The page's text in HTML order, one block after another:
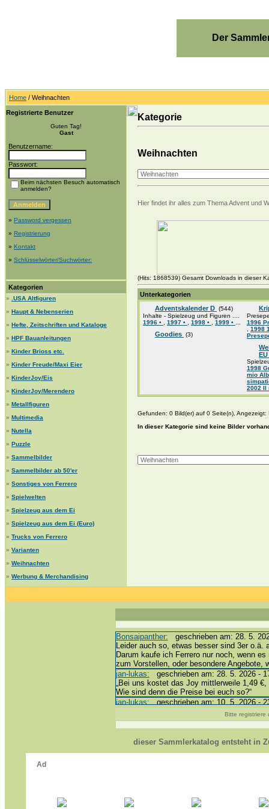
Der
Home / Weihnachten
Registrierte Benutzer
Guten Tag!
Gast
Benutzername:
Passwort:
Beim nächsten Besuch automatisch
anmelden?
» Password vergessen
» Registrierung
» Kontakt
» Schlüsselwörter/Suchwörter:
Kategorien
»
.USA Altfiguren
» Haupt & Nebenserien
» Hefte, Zeitschriften und Kataloge
» HPF Bauanleitungen
» Kinder Brioss etc.
» Kinder Freude/Maxi Eier
» KinderJoy/Eis
» KinderJoy/Merendero
» Metallfiguren
» Multimedia
» Nutella
» Puzzle
» Sammelbilder
» Sammelbilder ab 50'er
» Sonstiges von Ferrero
» Spielwelten
» Spielzeug aus dem Ei
» Spielzeug aus dem Ei (Euro)
» Trucks von Ferrero
» Varianten
» Weihnachten
» Werbung & Merchandising
Kategorie
Weihnachten
Hier findet ihr alles zum Thema Advent und
(Hits: 1868539) Gesamt Downloads in dieser
Unterkategorien
Adventskalender D (544)
Inhalte - Spielzeug und Figuren ....
1996 •
1997 • 1998 • 1999 •
Goodies (3)
1996
1998
EU
1998
mio
2002 Il
Gefunden: 0 Bild(er) auf 0 Seite(n). Angezeigt:
In dieser Kategorie sind keine Bilder
Bonsaipanther: geschrieben am: 28. 5.
Leider auch so, etwas besser sind 3er o.ä.
Darum kaufe ich Ferrero nur noch, wenn
zum Vorstellen, oder besondere Angebote,
jan-lukas: geschrieben am: 28. 5. 2026 -
„Bei uns kostet das Joy mittlerweile 1,49
Wie sind denn die Preise bei euch so?“
jan-lukas:geschrieben am: 10. 5. 2026 -
Bonsaipanther:geschrieben am: 10. 5.
@ Harald
https://www.ue-ei-portal-
Dein Enkel sollte zur Strafe die nächsten
jan-lukas:
geschrieben am: 29. 4. 2026 -
https://www.ferrero-
Bitte registriere
dieser Sammlerkatalog entsteht in